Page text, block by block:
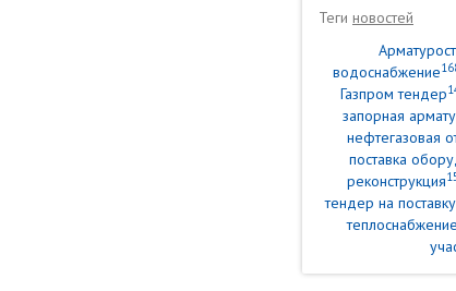
Теги новостей
водоснабжение
Газпром тендер
запорная
нефтегазовая
поставка
реконструкция
тендер на
теплоснабжение